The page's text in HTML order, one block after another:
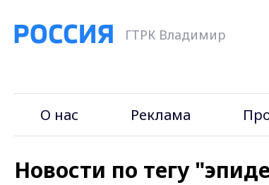
ГТРК Владимир
О нас Реклама
Новости по тегу